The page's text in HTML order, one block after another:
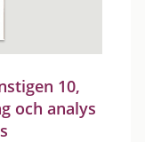
10,
och analys